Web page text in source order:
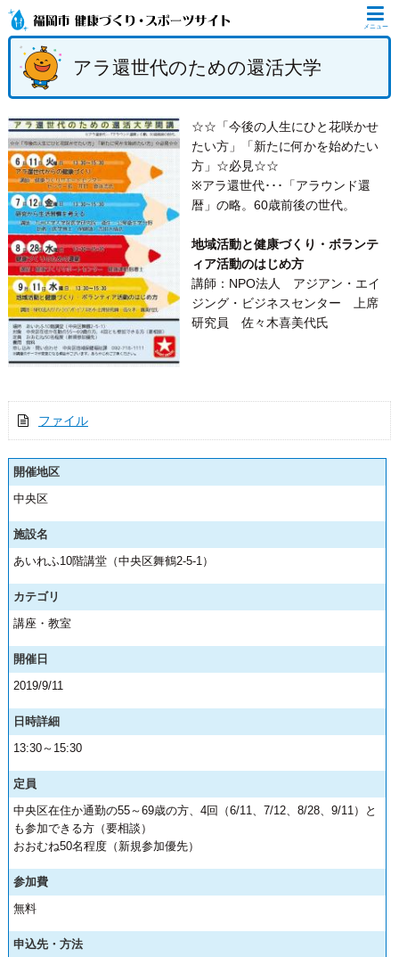
メニュー
アラ還世代のための還活大学
☆☆「今後の人生にひと花咲かせ
たい方」「新たに何かを始めたい
方」☆必見☆☆
※アラ還世代･･･「アラウンド還
暦」の略。60歳前後の世代。
地域活動と健康づくり・ボランテ
ィア活動のはじめ方
講師：NPO法人 アジアン・エイ
ジング・ビジネスセンター 上席
研究員 佐々木喜美代氏
ファイル
開催地区
中央区
施設名
あいれふ10階講堂（中央区舞鶴2-5-1）
カテゴリ
講座・教室
開催日
2019/9/11
日時詳細
13:30～15:30
定員
中央区在住か通勤の55～69歳の方、4回（6/11、7/12、8/28、9/11）と
も参加できる方（要相談）
おおむね50名程度（新規参加優先）
参加費
無料
申込先・方法